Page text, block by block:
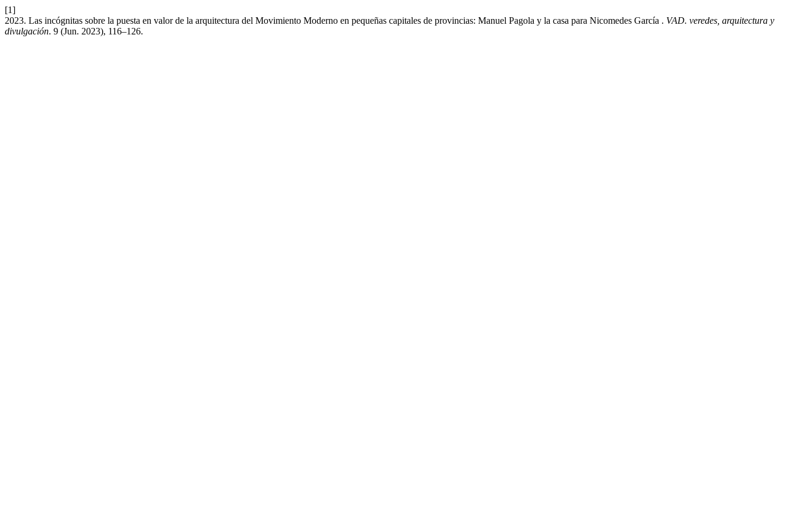
[1]
2023. Las incógnitas sobre la puesta en valor de la arquitectura del Movimiento Moderno en pequeñas capitales de provincias: Manuel Pagola y la casa para Nicomedes García . VAD. veredes, arquitectura y
divulgación. 9 (Jun. 2023), 116–126.